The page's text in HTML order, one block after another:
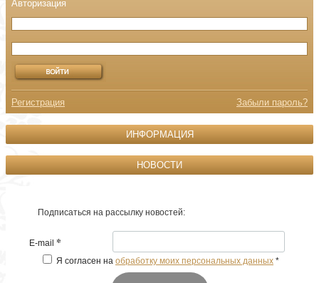
Регистрация Забыли пароль?
ИНФОРМАЦИЯ
НОВОСТИ
Подписаться на рассылку новостей:
E-mail *
Я согласен на обработку моих персональных данных *